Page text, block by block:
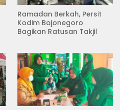
Ramadan Berkah, Persit
Kodim Bojonegoro
Bagikan Ratusan Takjil